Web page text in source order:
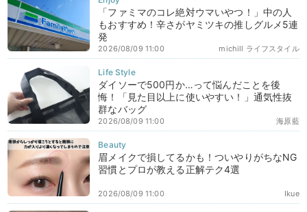
「ファミマのコレ絶対ウマいやつ！」中の人
もおすすめ！辛さがヤミツキの推しグルメ5連
発
michill ライフスタイル
2026/08/09 11:00
ダイソーで500円か…って悩んだことを後
悔！「見た目以上に使いやすい！」通気性抜
群なバッグ
海原藍
2026/08/09 11:00
眉メイクで損してるかも！ついやりがちなNG
習慣とプロが教える正解テク4選
Ikue
2026/08/09 11:00